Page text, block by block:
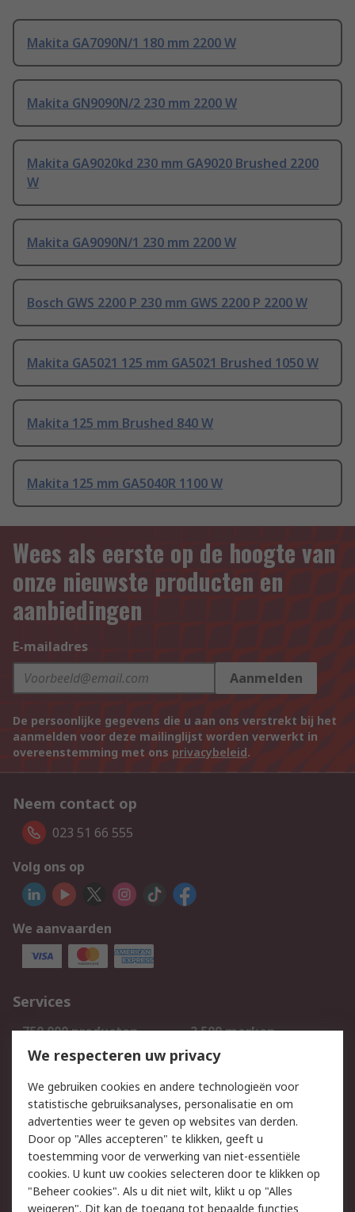
Makita GA7090N/1 180 mm 2200 W
Makita GN9090N/2 230 mm 2200 W
Makita GA9020kd 230 mm GA9020 Brushed 2200
W
Makita GA9090N/1 230 mm 2200 W
Bosch GWS 2200 P 230 mm GWS 2200 P 2200 W
Makita GA5021 125 mm GA5021 Brushed 1050 W
Makita 125 mm Brushed 840 W
Makita 125 mm GA5040R 1100 W
Wees als eerste op de hoogte van
onze nieuwste producten en
aanbiedingen
E-mailadres
Aanmelden
De persoonlijke gegevens die u aan ons verstrekt bij het
aanmelden voor deze mailinglijst worden verwerkt in
overeenstemming met ons privacybeleid.
Neem contact op
023 51 66 555
Volg ons op
We aanvaarden
Services
750.000 producten
2.500 merken
Bestellen
Inkoopoplossingen
Track & Trace
Wettelijk
Cookiebeleid
Email veiligheid
Privacybeleid
Websitevoorwaarden
We respecteren uw privacy
We gebruiken cookies en andere technologieën voor
statistische gebruiksanalyses, personalisatie en om
advertenties weer te geven op websites van derden.
Door op "Alles accepteren" te klikken, geeft u
toestemming voor de verwerking van niet-essentiële
cookies. U kunt uw cookies selecteren door te klikken op
"Beheer cookies". Als u dit niet wilt, klikt u op "Alles
weigeren". Dit kan de toegang tot bepaalde functies